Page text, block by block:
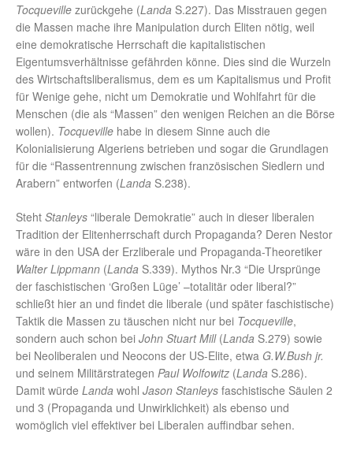
Tocqueville zurückgehe (Landa S.227). Das Misstrauen gegen
die Massen mache ihre Manipulation durch Eliten nötig, weil
eine demokratische Herrschaft die kapitalistischen
Eigentumsverhältnisse gefährden könne. Dies sind die Wurzeln
des Wirtschaftsliberalismus, dem es um Kapitalismus und Profit
für Wenige gehe, nicht um Demokratie und Wohlfahrt für die
Menschen (die als “Massen” den wenigen Reichen an die Börse
wollen). Tocqueville habe in diesem Sinne auch die
Kolonialisierung Algeriens betrieben und sogar die Grundlagen
für die “Rassentrennung zwischen französischen Siedlern und
Arabern” entworfen (Landa S.238).
Steht Stanleys “liberale Demokratie” auch in dieser liberalen
Tradition der Elitenherrschaft durch Propaganda? Deren Nestor
wäre in den USA der Erzliberale und Propaganda-Theoretiker
Walter Lippmann (Landa S.339). Mythos Nr.3 “Die Ursprünge
der faschistischen ‘Großen Lüge’ –totalitär oder liberal?”
schließt hier an und findet die liberale (und später faschistische)
Taktik die Massen zu täuschen nicht nur bei Tocqueville,
sondern auch schon bei John Stuart Mill(Landa S.279) sowie
bei Neoliberalen und Neocons der US-Elite, etwa G.W.Bush jr.
und seinem Militärstrategen Paul Wolfowitz (Landa S.286).
Damit würde Landa wohl Jason Stanleys faschistische Säulen 2
und 3 (Propaganda und Unwirklichkeit) als ebenso und
womöglich viel effektiver bei Liberalen auffindbar sehen.